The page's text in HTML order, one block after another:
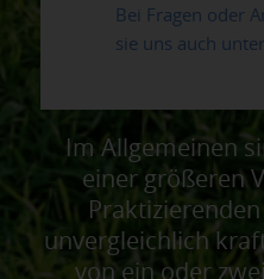
Bei Fragen oder
sie uns auch unter
Im Allgemeinen
einer größeren
unvergleichlich
von ein oder